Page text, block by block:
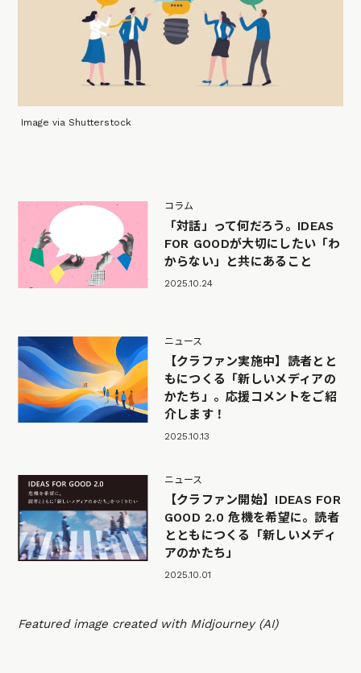
Image via Shutterstock
コラム
「対話」って何だろう。IDEAS
FOR GOODが大切にしたい「わ
からない」と共にあること
2025.10.24
ニュース
【クラファン実施中】読者とと
もにつくる「新しいメディアの
かたち」。応援コメントをご紹
介します！
2025.10.13
ニュース
【クラファン開始】IDEAS FOR
GOOD 2.0 危機を希望に。読者
とともにつくる「新しいメディ
アのかたち」
2025.10.01
Featured image created with Midjourney (AI)